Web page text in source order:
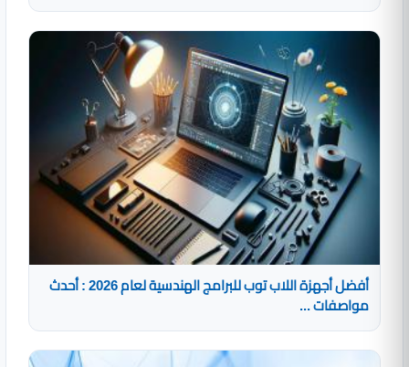
أفضل أجهزة اللاب توب للبرامج الهندسية لعام 2026 : أحدث
مواصفات ...